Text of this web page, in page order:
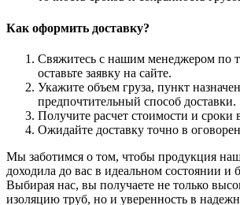
Как оформить доставку?
Свяжитесь с нашим менеджером по
оставьте заявку на сайте.
Укажите объем груза, пункт
предпочтительный способ доставки.
Получите расчет стоимости и сроки
Ожидайте доставку точно в
Мы заботимся о том, чтобы продукция
доходила до вас в идеальном состоянии и
Выбирая нас, вы получаете не только
изоляцию труб, но и уверенность в